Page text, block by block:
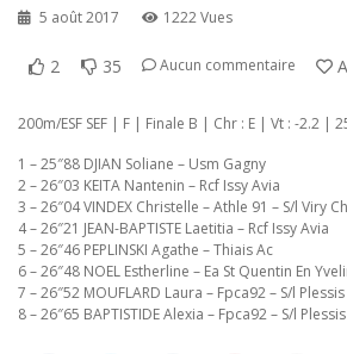
5 août 2017 1222 Vues
2 35 Aucun commentaire
200m/ESF SEF | F | Finale B | Chr : E | Vt : -2.2 |
1 – 25″88 DJIAN Soliane – Usm Gagny
2 – 26″03 KEITA Nantenin – Rcf Issy Avia
3 – 26″04 VINDEX Christelle – Athle 91 – S/l Viry
4 – 26″21 JEAN-BAPTISTE Laetitia – Rcf Issy Avia
5 – 26″46 PEPLINSKI Agathe – Thiais Ac
6 – 26″48 NOEL Estherline – Ea St Quentin En
7 – 26″52 MOUFLARD Laura – Fpca92 – S/l
8 – 26″65 BAPTISTIDE Alexia – Fpca92 – S/l